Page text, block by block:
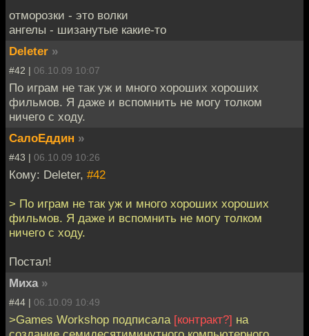
отморозки - это волки
ангелы - шизанутые какие-то
Deleter »
#42 | 06.10.09 10:07
По играм не так уж и много хороших хороших
фильмов. Я даже и вспомнить не могу толком
ничего с ходу.
СалоЕддин »
#43 | 06.10.09 10:26
Кому: Deleter, #42
> По играм не так уж и много хороших хороших
фильмов. Я даже и вспомнить не могу толком
ничего с ходу.
Постал!
Миха »
#44 | 06.10.09 10:49
>Games Workshop подписала [контракт?] на